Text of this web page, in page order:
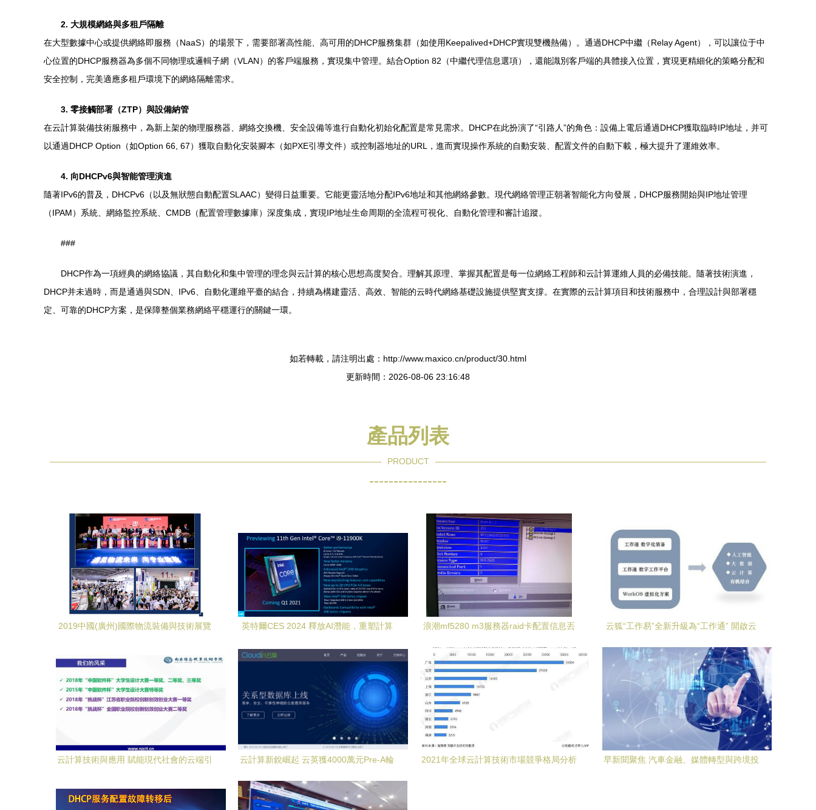
2. 大規模網絡與多租戶隔離
在大型數據中心或提供網絡即服務（NaaS）的場景下，需要部署高性能、高可用的DHCP服務集群（如使用Keepalived+DHCP實現雙機熱備）。通過DHCP中繼（Relay Agent），可以讓位于中
心位置的DHCP服務器為多個不同物理或邏輯子網（VLAN）的客戶端服務，實現集中管理。結合Option 82（中繼代理信息選項），還能識別客戶端的具體接入位置，實現更精細化的策略分配和
安全控制，完美適應多租戶環境下的網絡隔離需求。
3. 零接觸部署（ZTP）與設備納管
在云計算裝備技術服務中，為新上架的物理服務器、網絡交換機、安全設備等進行自動化初始化配置是常見需求。DHCP在此扮演了“引路人”的角色：設備上電后通過DHCP獲取臨時IP地址，并可
以通過DHCP Option（如Option 66, 67）獲取自動化安裝腳本（如PXE引導文件）或控制器地址的URL，進而實現操作系統的自動安裝、配置文件的自動下載，極大提升了運維效率。
4. 向DHCPv6與智能管理演進
隨著IPv6的普及，DHCPv6（以及無狀態自動配置SLAAC）變得日益重要。它能更靈活地分配IPv6地址和其他網絡參數。現代網絡管理正朝著智能化方向發展，DHCP服務開始與IP地址管理
（IPAM）系統、網絡監控系統、CMDB（配置管理數據庫）深度集成，實現IP地址生命周期的全流程可視化、自動化管理和審計追蹤。
###
DHCP作為一項經典的網絡協議，其自動化和集中管理的理念與云計算的核心思想高度契合。理解其原理、掌握其配置是每一位網絡工程師和云計算運維人員的必備技能。隨著技術演進，
DHCP并未過時，而是通過與SDN、IPv6、自動化運維平臺的結合，持續為構建靈活、高效、智能的云時代網絡基礎設施提供堅實支撐。在實際的云計算項目和技術服務中，合理設計與部署穩
定、可靠的DHCP方案，是保障整個業務網絡平穩運行的關鍵一環。
如若轉載，請注明出處：http://www.maxico.cn/product/30.html
更新時間：2026-08-06 23:16:48
產品列表
PRODUCT
----------------
2019中國(廣州)國際物流裝備與技術展覽
英特爾CES 2024 釋放AI潛能，重塑計算
浪潮mf5280 m3服務器raid卡配置信息丟
云狐“工作易”全新升級為“工作通” 開啟云
云計算技術與應用 賦能現代社會的云端引
云計算新銳崛起 云英獲4000萬元Pre-A輪
2021年全球云計算技術市場競爭格局分析
早新聞聚焦 汽車金融、媒體轉型與跨境投